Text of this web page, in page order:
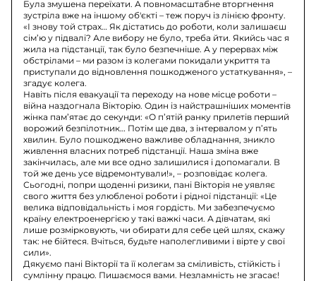
Була змушена переїхати. А повномасштабне вторгнення
зустріла вже на іншому об'єкті – теж поруч із лінією фронту.
«І знову той страх… Як дістатись до роботи, коли залишаєш
сім’ю у підвалі? Але вибору не було, треба йти. Якийсь час я
жила на підстанції, так було безпечніше. А у перервах між
обстрілами – ми разом із колегами покидали укриття та
приступали до відновлення пошкодженого устаткування», –
згадує колега.
Навіть після евакуації та переходу на нове місце роботи –
війна наздогнала Вікторію. Один із найстрашніших моментів
жінка пам’ятає до секунди: «О п’ятій ранку прилетів перший
ворожий безпілотник… Потім ще два, з інтервалом у п’ять
хвилин. Було пошкоджено важливе обладнання, зникло
живлення власних потреб підстанції. Наша зміна вже
закінчилась, але ми все одно залишилися і допомагали. В
той же день усе відремонтували!», – розповідає колега.
Сьогодні, попри щоденні ризики, пані Вікторія не уявляє
свого життя без улюбленої роботи і рідної підстанції: «Це
велика відповідальність і моя гордість. Ми забезпечуємо
країну електроенергією у такі важкі часи. А дівчатам, які
лише розмірковують, чи обирати для себе цей шлях, скажу
так: не бійтеся. Вчіться, будьте наполегливими і вірте у свої
сили».
Дякуємо пані Вікторії та її колегам за сміливість, стійкість і
сумлінну працю. Пишаємося вами. Незламність не згасає!